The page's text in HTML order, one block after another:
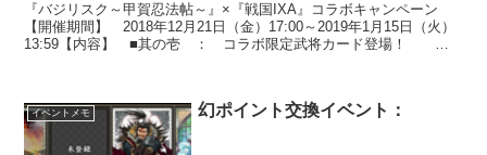
『バジリスク～甲賀忍法帖～』×『戦国IXA』コラボキャンペーン
【開催期間】 2018年12月21日（金）17:00～2019年1月15日（火）
13:59【内容】 ■其の壱 ： コラボ限定武将カード登場！
イベントメモ 幻ポイント交換イベント：